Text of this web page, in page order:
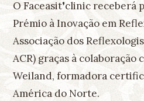
O Faceasit❜clinic receberá
Prémio à Inovação em
Associação dos
ACR) graças à colaboração
Weiland, formadora
América do Norte.